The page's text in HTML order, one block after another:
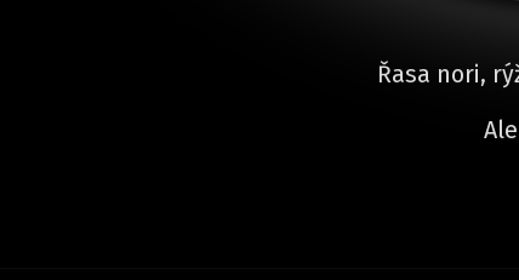
Řasa nori,